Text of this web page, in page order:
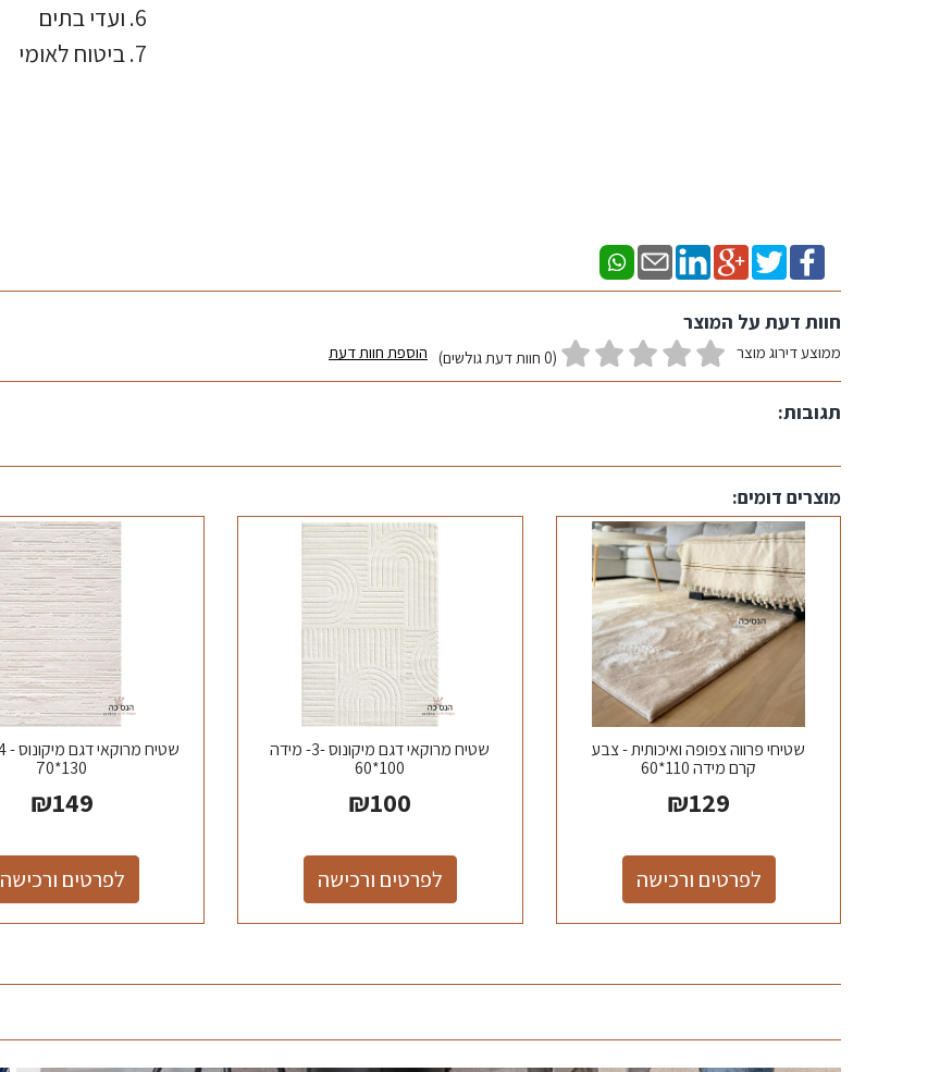
6. ועדי בתים
7. ביטוח לאומי
חוות דעת על המוצר
ממוצע דירוג מוצר (0 חוות דעת גולשים) הוספת חוות דעת
תגובות:
מוצרים דומים:
שטיחי פרווה צפופה ואיכותית - צבע
קרם מידה 110*60
₪129
לפרטים ורכישה
שטיח מרוקאי דגם מיקונוס -3- מידה
100*60
₪100
לפרטים ורכישה
130*70
₪149
לפרטים ורכישה